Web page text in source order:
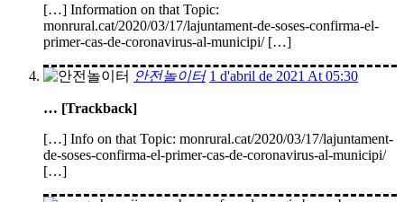
[…] Information on that Topic:
monrural.cat/2020/03/17/lajuntament-de-soses-confirma-el-
primer-cas-de-coronavirus-al-municipi/ […]
안전놀이터 1 d'abril de 2021 At 05:30
… [Trackback]
[…] Info on that Topic: monrural.cat/2020/03/17/lajuntament-
de-soses-confirma-el-primer-cas-de-coronavirus-al-municipi/
[…]